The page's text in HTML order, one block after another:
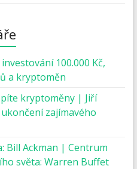
100.000 Kč,
a kryptoměn
kryptoměny | Jiří
zajímavého
Bill Ackman | Centrum
světa: Warren Buffet